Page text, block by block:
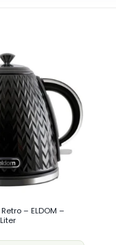
– ELDOM –